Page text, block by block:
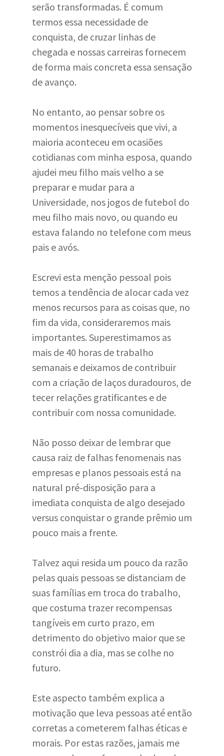
serão transformadas. É comum
termos essa necessidade de
conquista, de cruzar linhas de
chegada e nossas carreiras fornecem
de forma mais concreta essa sensação
de avanço.
No entanto, ao pensar sobre os
momentos inesquecíveis que vivi, a
maioria aconteceu em ocasiões
cotidianas com minha esposa, quando
ajudei meu filho mais velho a se
preparar e mudar para a
Universidade, nos jogos de futebol do
meu filho mais novo, ou quando eu
estava falando no telefone com meus
pais e avós.
Escrevi esta menção pessoal pois
temos a tendência de alocar cada vez
menos recursos para as coisas que, no
fim da vida, consideraremos mais
importantes. Superestimamos as
mais de 40 horas de trabalho
semanais e deixamos de contribuir
com a criação de laços duradouros, de
tecer relações gratificantes e de
contribuir com nossa comunidade.
Não posso deixar de lembrar que
causa raiz de falhas fenomenais nas
empresas e planos pessoais está na
natural pré-disposição para a
imediata conquista de algo desejado
versus conquistar o grande prêmio um
pouco mais a frente.
Talvez aqui resida um pouco da razão
pelas quais pessoas se distanciam de
suas famílias em troca do trabalho,
que costuma trazer recompensas
tangíveis em curto prazo, em
detrimento do objetivo maior que se
constrói dia a dia, mas se colhe no
futuro.
Este aspecto também explica a
motivação que leva pessoas até então
corretas a cometerem falhas éticas e
morais. Por estas razões, jamais me